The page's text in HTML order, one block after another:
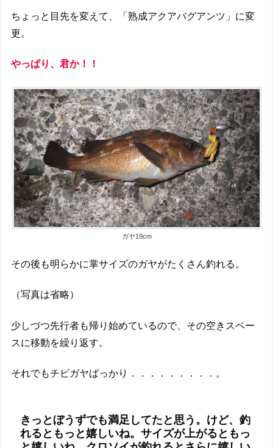
ちょっと目先を変えて、「熟成アクアバグアンツ」に変
更。
やっぱり、君か！！
ガヤ19cm
その後も明らかに掌サイズのガヤがたくさん釣れる。
（写真は省略）
少しづつ先行者も帰り始めているので、その空きスペー
スに移動を繰り返す。
それでもチビガヤばっかり．．．．．．．．．。
きっとぼうずでも満足してたと思う。けど、釣
れるともっと嬉しいね。サイズが上がるともっ